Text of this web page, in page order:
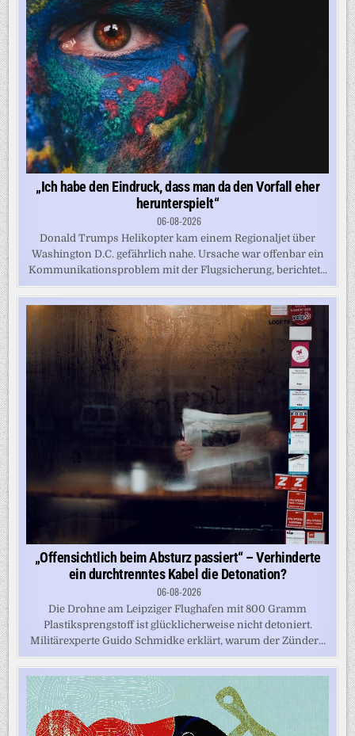
„Ich habe den Eindruck, dass man da den Vorfall eher
herunterspielt“
06-08-2026
Donald Trumps Helikopter kam einem Regionaljet über
Washington D.C. gefährlich nahe. Ursache war offenbar ein
Kommunikationsproblem mit der Flugsicherung, berichtet...
„Offensichtlich beim Absturz passiert“ – Verhinderte
ein durchtrenntes Kabel die Detonation?
06-08-2026
Die Drohne am Leipziger Flughafen mit 800 Gramm
Plastiksprengstoff ist glücklicherweise nicht detoniert.
Militärexperte Guido Schmidke erklärt, warum der Zünder...